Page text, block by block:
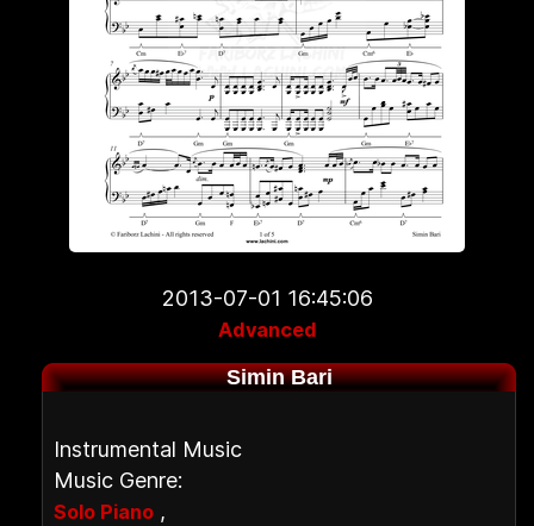
2013-07-01 16:45:06
Advanced
Simin Bari
Instrumental Music
Music Genre:
Solo Piano ,